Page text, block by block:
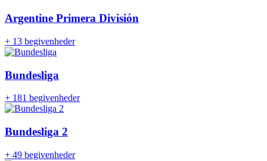
Argentine Primera División
+ 13 begivenheder
Bundesliga
+ 181 begivenheder
Bundesliga 2
+ 49 begivenheder